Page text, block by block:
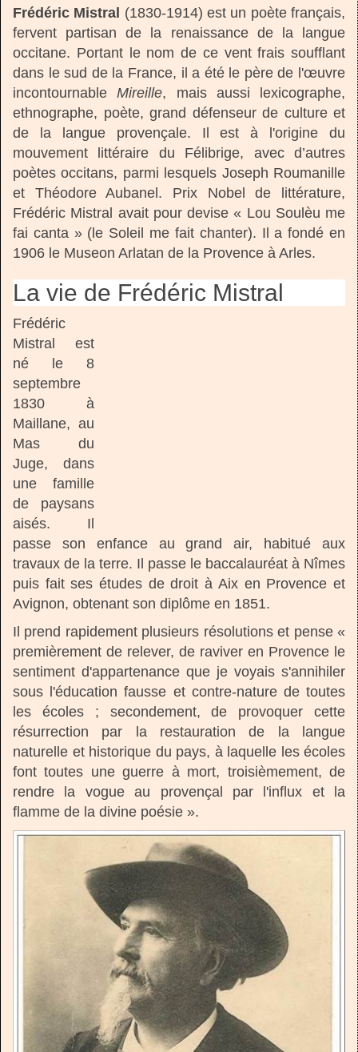
Frédéric Mistral (1830-1914) est un poète français,
fervent partisan de la renaissance de la langue
occitane. Portant le nom de ce vent frais soufflant
dans le sud de la France, il a été le père de l'œuvre
incontournableMireille, mais aussi lexicographe,
ethnographe, poète, grand défenseur de culture et
de la langue provençale. Il est à l'origine du
mouvement littéraire du Félibrige, avec d’autres
poètes occitans, parmi lesquels Joseph Roumanille
et Théodore Aubanel. Prix Nobel de littérature,
Frédéric Mistral avait pour devise « Lou Soulèu me
fai canta » (le Soleil me fait chanter). Il a fondé en
1906 le Museon Arlatan de la Provence à Arles.
La vie de Frédéric Mistral
Frédéric
Mistral est
né le 8
septembre
1830 à
Maillane, au
Mas du
Juge, dans
une famille
de paysans
aisés. Il
passe son enfance au grand air, habitué aux
travaux de la terre. Il passe le baccalauréat à Nîmes
puis fait ses études de droit à Aix en Provence et
Avignon, obtenant son diplôme en 1851.
Il prend rapidement plusieurs résolutions et pense «
premièrement de relever, de raviver en Provence le
sentiment d'appartenance que je voyais s'annihiler
sous l'éducation fausse et contre-nature de toutes
les écoles ; secondement, de provoquer cette
résurrection par la restauration de la langue
naturelle et historique du pays, à laquelle les écoles
font toutes une guerre à mort, troisièmement, de
rendre la vogue au provençal par l'influx et la
flamme de la divine poésie ».